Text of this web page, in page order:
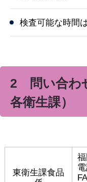
検査可能な時間
2 問い合わ
各衛生課）
東衛生課食品